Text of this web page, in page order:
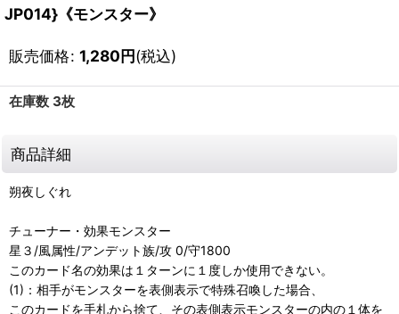
JP014}《モンスター》
販売価格: 1,280円(税込)
在庫数 3枚
商品詳細
朔夜しぐれ
チューナー・効果モンスター
星３/風属性/アンデット族/攻 0/守1800
このカード名の効果は１ターンに１度しか使用できない。
(1)：相手がモンスターを表側表示で特殊召喚した場合、
このカードを手札から捨て、その表側表示モンスターの内の１体を